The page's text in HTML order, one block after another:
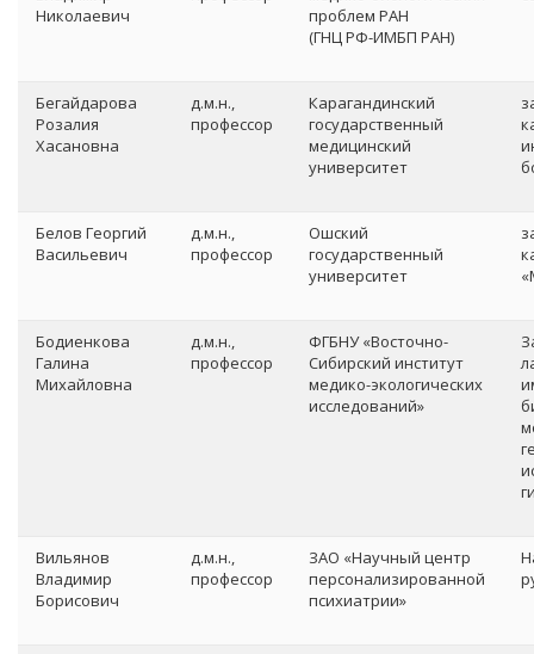
Николаевич
проблем РАН
(ГНЦ РФ-ИМБП РАН)
Бегайдарова
Розалия
Хасановна
д.м.н.,
профессор
Карагандинский
государственный
медицинский
университет
Белов Георгий
Васильевич
д.м.н.,
профессор
Ошский
государственный
университет
Бодиенкова
Галина
Михайловна
д.м.н.,
профессор
ФГБНУ «Восточно-
Сибирский институт
медико-экологических
исследований»
Вильянов
Владимир
Борисович
д.м.н.,
профессор
ЗАО «Научный центр
персонализированной
психиатрии»